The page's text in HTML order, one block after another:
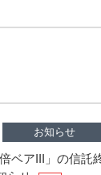
お知らせ
ベアIII」の信託